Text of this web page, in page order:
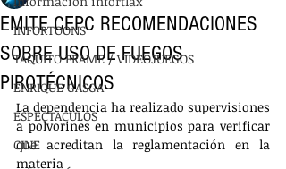
INFORTOONS
TAQUITO FRAME / VIDEOJUEGOS
ENRIQUE GASGA
ESPECTACULOS
CINE
EMITE CEPC RECOMENDACIONES
SOBRE USO DE FUEGOS
PIROTÉCNICOS
La dependencia ha realizado supervisiones
a polvorines en municipios para verificar
que acreditan la reglamentación en la
materia